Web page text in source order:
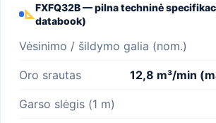
FXFQ32B — pilna techninė
databook)
Vėsinimo / šildymo galia (nom.)
Oro srautas 12,8 m³/min
Garso slėgis (1 m)